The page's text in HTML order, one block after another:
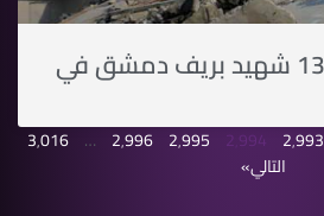
الدفاع المدني 1337 شهيد بريف دمشق في
2٬993 2٬994 2٬995 2٬996 … 3٬016
التالي»